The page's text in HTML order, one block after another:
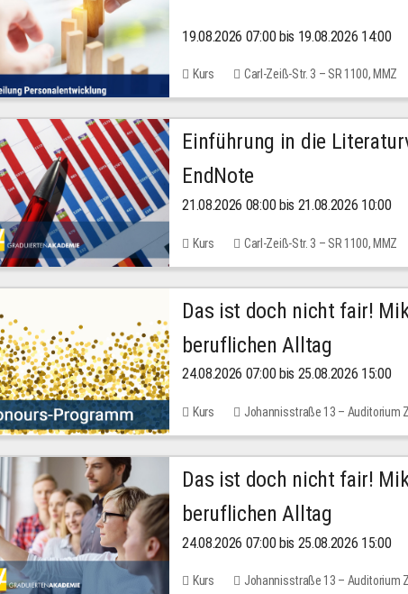
19.08.2026 07:00 bis 19.08.2026 14:00
Kurs Carl-Zeiß-Str. 3 – SR 1100, MMZ
Einführung in die
EndNote
21.08.2026 08:00 bis 21.08.2026 10:00
Kurs Carl-Zeiß-Str. 3 – SR 1100, MMZ
Das ist doch nicht fair!
beruflichen Alltag
24.08.2026 07:00 bis 25.08.2026 15:00
Kurs Johannisstraße 13 – Auditorium
Das ist doch nicht fair!
beruflichen Alltag
24.08.2026 07:00 bis 25.08.2026 15:00
Kurs Johannisstraße 13 – Auditorium